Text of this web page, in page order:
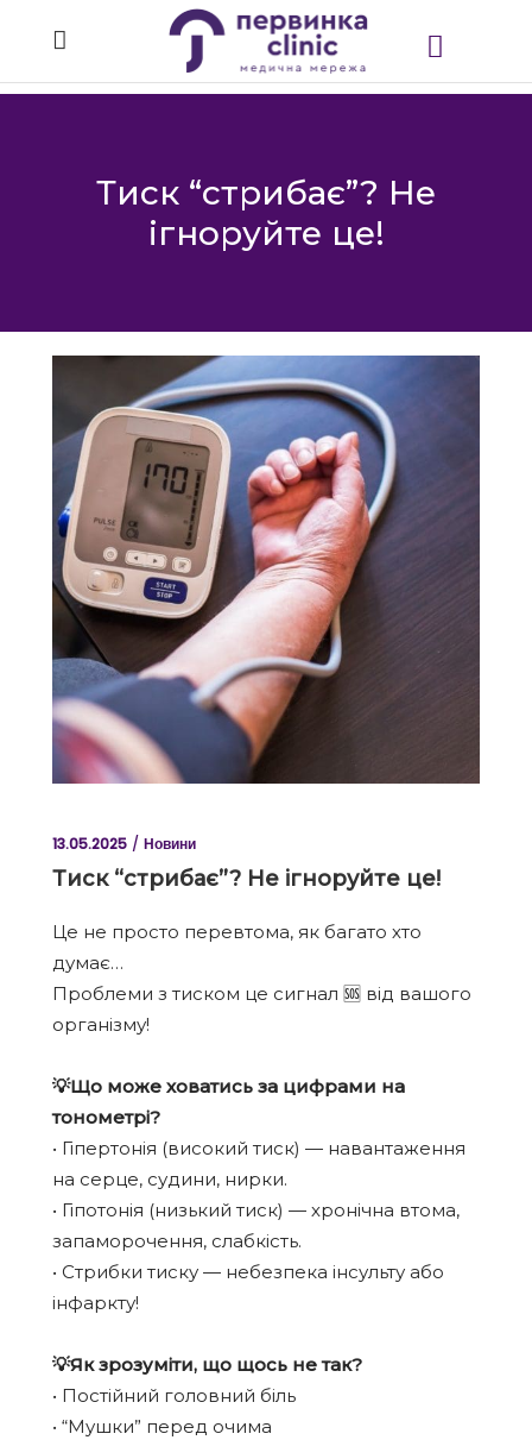
Тиск “стрибає”? Не
ігноруйте це!
13.05.2025 Новини
Тиск “стрибає”? Не ігноруйте це!
Це не просто перевтома, як багато хто
думає…
Проблеми з тиском це сигнал 🆘 від вашого
організму!
💡Що може ховатись за цифрами на
тонометрі?
• Гіпертонія (високий тиск) — навантаження
на серце, судини, нирки.
• Гіпотонія (низький тиск) — хронічна втома,
запаморочення, слабкість.
• Стрибки тиску — небезпека інсульту або
інфаркту!
💡Як зрозуміти, що щось не так?
• Постійний головний біль
• “Мушки” перед очима